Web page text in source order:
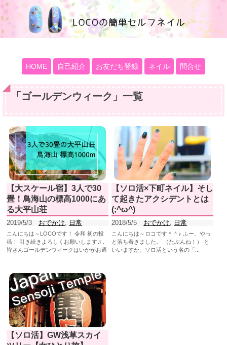
100均大好きママブログ
HOME 自己紹介 お友だち登録 ネイル 問合せ
「 ゴールデンウィーク 」 一覧
【大スケール宿】3人で30
畳！鳥海山の標高1000にあ
る大平山荘
2019/5/3 おでかけ, 日常
こんにちは～LOCOです！ 令和 初の投
稿！ 引き続きよろしくお願いします♫ .
皆さんゴールデンウィークはいかがお過
【ソロ活×下町ネイル】そし
て起きたアクシデントとは
(;^ω^)
2018/5/5 おでかけ, 日常
こんにちは～ロコです＾＾♪ ふー、やっ
と落ち着きました。 （たぶんね！） と
いいますか、ソロ活という名の「...
【ソロ活】GW浅草スカイ